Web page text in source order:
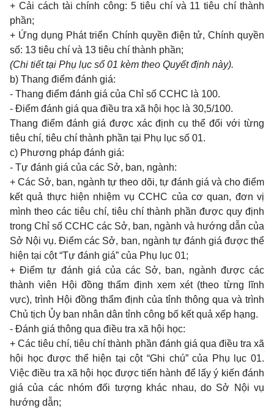
+ Cải cách tài chính công: 5 tiêu chí và 11 tiêu chí thành
phần;
+ Ứng dụng Phát triển Chính quyền điện tử, Chính quyền
số: 13 tiêu chí và 13 tiêu chí thành phần;
(Chi tiết tại Phụ lục số 01 kèm theo Quyết định này).
b) Thang điểm đánh giá:
- Thang điểm đánh giá của Chỉ số CCHC là 100.
- Điểm đánh giá qua điều tra xã hội học là 30,5/100.
Thang điểm đánh giá được xác định cụ thể đối với từng
tiêu chí, tiêu chí thành phần tại Phụ lục số 01.
c) Phương pháp đánh giá:
- Tự đánh giá của các Sở, ban, ngành:
+ Các Sở, ban, ngành tự theo dõi, tự đánh giá và cho điểm
kết quả thực hiện nhiệm vụ CCHC của cơ quan, đơn vị
mình theo các tiêu chí, tiêu chí thành phần được quy định
trong Chỉ số CCHC các Sở, ban, ngành và hướng dẫn của
Sở Nội vụ. Điểm các Sở, ban, ngành tự đánh giá được thể
hiện tại cột “Tự đánh giá” của Phụ lục 01;
+ Điểm tự đánh giá của các Sở, ban, ngành được các
thành viên Hội đồng thẩm định xem xét (theo từng lĩnh
vực), trình Hội đồng thẩm định của tỉnh thông qua và trình
Chủ tịch Ủy ban nhân dân tỉnh công bố kết quả xếp hạng.
- Đánh giá thông qua điều tra xã hội học:
+ Các tiêu chí, tiêu chí thành phần đánh giá qua điều tra xã
hội học được thể hiện tại cột “Ghi chú” của Phụ lục 01.
Việc điều tra xã hội học được tiến hành để lấy ý kiến đánh
giá của các nhóm đối tượng khác nhau, do Sở Nội vụ
hướng dẫn;